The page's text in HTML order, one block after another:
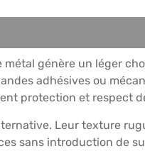
génère un léger
adhésives ou
protection et respect
Leur texture
sans introduction de